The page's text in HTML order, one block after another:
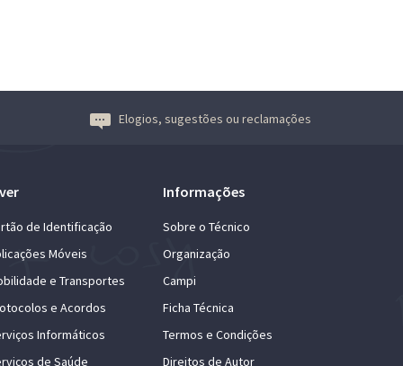
Elogios, sugestões ou reclamações
de Identificação
Móveis
e Transportes
e Acordos
Informáticos
de Saúde
Informações
Sobre o Técnico
Organização
Campi
Ficha Técnica
Termos e Condições
Direitos de Autor